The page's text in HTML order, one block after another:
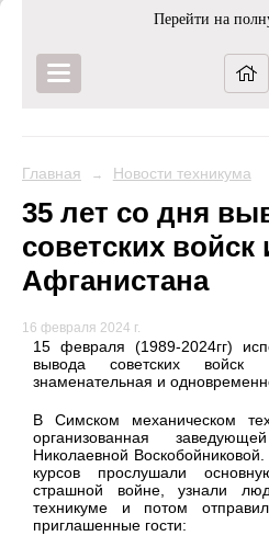
Перейти на
Главная → Новости техникума
35 лет со дня
советских войск
Афганистана
16 февраля 2024 г.
15 февраля (1989-2024гг)
вывода советских
знаменательная и
В Симском механическом
организованная
Николаевной
курсов прослушали
страшной войне, узнали
техникуме и потом
приглашенные гости: